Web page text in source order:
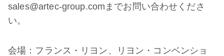
sales@artec-group.comまでお問い合わせくださ
い。
会場：フランス・リヨン、リヨン・コンベンショ